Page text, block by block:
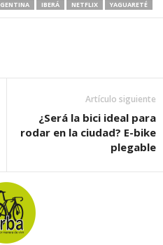
IBERÁ NETFLIX YAGUARETÉ
Artículo siguiente
¿Será la bici ideal para
rodar en la ciudad? E-bike
plegable